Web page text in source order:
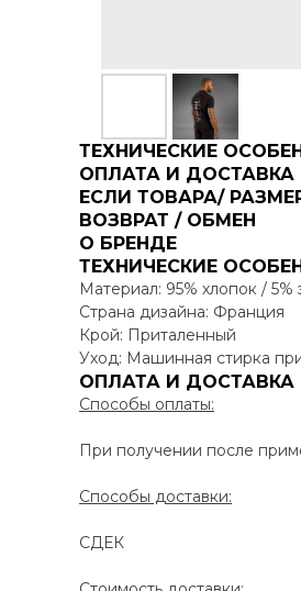
ТЕХНИЧЕСКИЕ
ОПЛАТА И ДОСТАВКА
ЕСЛИ ТОВАРА/
ВОЗВРАТ / ОБМЕН
О БРЕНДЕ
ТЕХНИЧЕСКИЕ
Материал: 95% хлопок / 5%
Страна дизайна: Франция
Крой: Приталенный
Уход: Машинная стирка
ОПЛАТА И ДОСТАВКА
Способы оплаты:
При получении после
Способы доставки:
СДЕК